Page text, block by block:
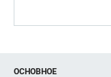
ОСНОВНОЕ